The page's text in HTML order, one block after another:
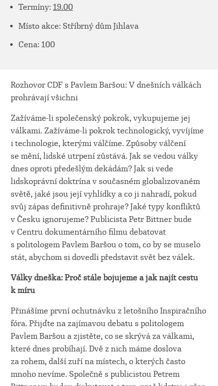
Termíny: 19.00
Místo akce: Stříbrný dům Jihlava
Cena: 100
Rozhovor CDF s Pavlem Baršou: V dnešních válkách
prohrávají všichni
Zažíváme-li společenský pokrok, vykupujeme jej
válkami. Zažíváme-li pokrok technologický, vyvíjíme
i technologie, kterými válčíme. Způsoby válčení
se mění, lidské utrpení zůstává. Jak se vedou války
dnes oproti předešlým dekádám? Jak si vede
lidskoprávní doktrína v současném globalizovaném
světě, jaké jsou její vyhlídky a co ji nahradí, pokud
svůj zápas definitivně prohraje? Jaké typy konfliktů
v Česku ignorujeme? Publicista Petr Bittner bude
v Centru dokumentárního filmu debatovat
s politologem Pavlem Baršou o tom, co by se muselo
stát, abychom si dovedli představit svět bez válek.
Války dneška: Proč stále bojujeme a jak najít cestu
k míru
Přinášíme první ochutnávku z letošního Inspiračního
fóra. Přijďte na zajímavou debatu s politologem
Pavlem Baršou a zjistěte, co se skrývá za válkami,
které dnes probíhají. Dvě z nich máme doslova
za rohem, další zuří na místech, o kterých často
mnoho nevíme. Společně s publicistou Petrem